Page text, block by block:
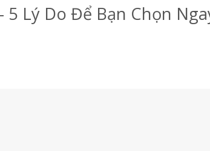
5 Lý Do Để Bạn Chọn